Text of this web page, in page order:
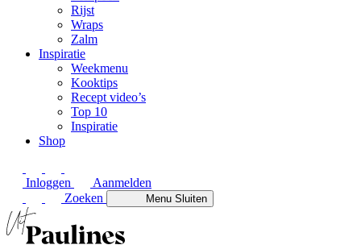
Rijst
Wraps
Zalm
Inspiratie
Weekmenu
Kooktips
Recept video’s
Top 10
Inspiratie
Shop
Inloggen
Aanmelden
Zoeken
MenuSluiten